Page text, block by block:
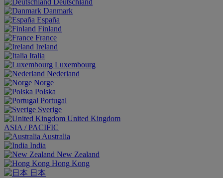
Deutschland
Danmark
España
Finland
France
Ireland
Italia
Luxembourg
Nederland
Norge
Polska
Portugal
Sverige
United Kingdom
ASIA / PACIFIC
Australia
India
New Zealand
Hong Kong
日本